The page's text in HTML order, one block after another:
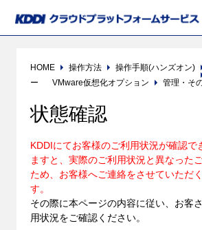
HOME 操作方法 操作手順(ハンズオン)
ー
VMware仮想化オプション 管理・そ
状態確認
KDDIにてお客様のご利用状況が確認で
ますと、実際のご利用状況と異なった
ため、お客様へご連絡をさせていただ
す。
その際に本ページの内容に従い、お客
用状況をご確認ください。